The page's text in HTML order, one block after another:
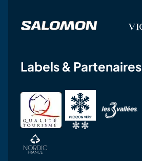
Labels & Partenaires